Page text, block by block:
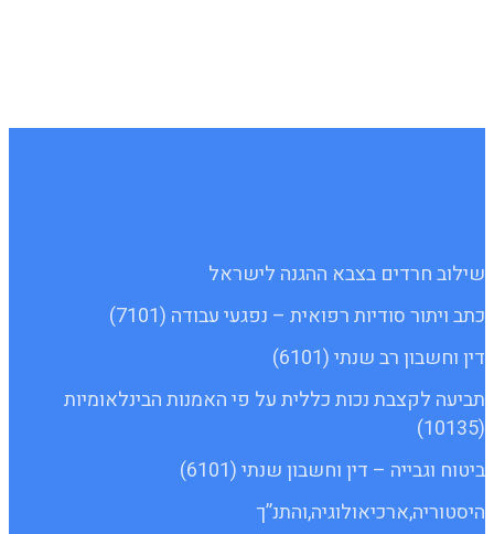
שילוב חרדים בצבא ההגנה לישראל
כתב ויתור סודיות רפואית – נפגעי עבודה (7101)
דין וחשבון רב שנתי (6101)
תביעה לקצבת נכות כללית על פי האמנות הבינלאומיות
(10135)
ביטוח וגבייה – דין וחשבון שנתי (6101)
היסטוריה,ארכיאולוגיה,והתנ”ך